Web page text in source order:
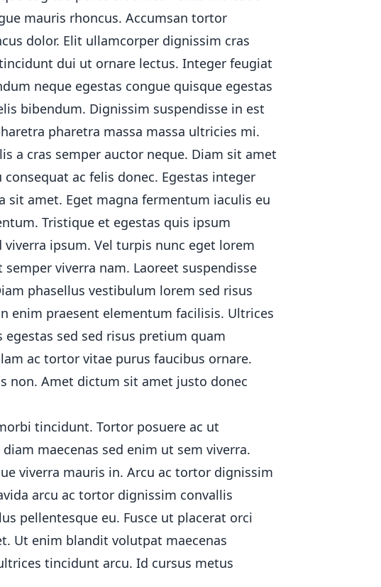
fantasy
wireframe
black
dracula
cmyk
autumn
acid
lemonade
night
winter
Make your theme!
mauris rhoncus. Accumsan tortor
dolor. Elit ullamcorper dignissim cras
dui ut ornare lectus. Integer feugiat
neque egestas congue quisque egestas
bibendum. Dignissim suspendisse in est
pharetra massa massa ultricies mi.
a cras semper auctor neque. Diam sit amet
ac felis donec. Egestas integer
amet. Eget magna fermentum iaculis eu
Tristique et egestas quis ipsum
ipsum. Vel turpis nunc eget lorem
viverra nam. Laoreet suspendisse
phasellus vestibulum lorem sed risus
enim praesent elementum facilisis. Ultrices
sed sed risus pretium quam
ac tortor vitae purus faucibus ornare.
non. Amet dictum sit amet justo donec
tincidunt. Tortor posuere ac ut
maecenas sed enim ut sem viverra.
viverra mauris in. Arcu ac tortor dignissim
arcu ac tortor dignissim convallis
pellentesque eu. Fusce ut placerat orci
Ut enim blandit volutpat maecenas
tincidunt arcu. Id cursus metus